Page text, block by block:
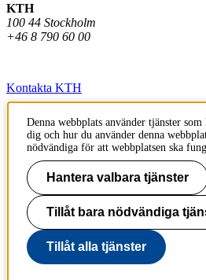
KTH
100 44 Stockholm
+46 8 790 60 00
Kontakta KTH
Jobba på KTH
Press och media
Faktura och betalning KTH
Om KTH:s webbplatser
Tillgänglighetsredogörelse
Denna webbplats använder tjänster
dig och hur du använder denna
nödvändiga för att webbplatsen ska
Hantera valbara tjänster
Tillåt bara nödvändiga
Tillåt alla tjänster